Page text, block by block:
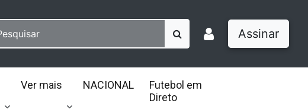
Assinar
Ver mais NACIONAL
Futebol em
Direto